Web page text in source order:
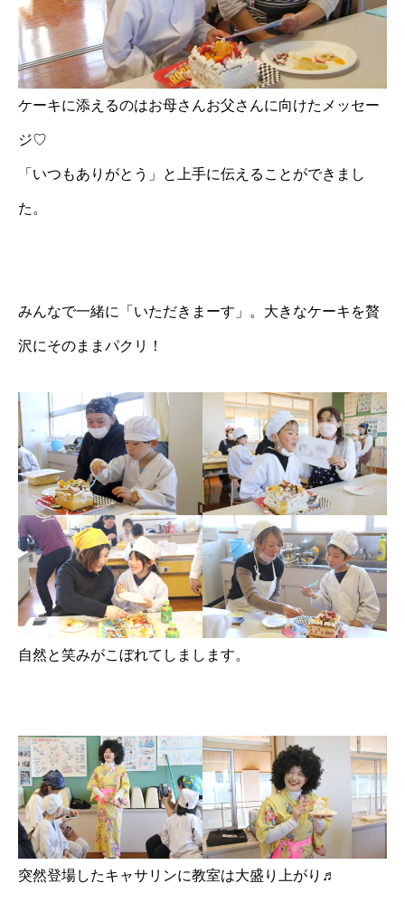
ケーキに添えるのはお母さんお父さんに向けたメッセー
ジ♡
「いつもありがとう」と上手に伝えることができまし
た。
みんなで一緒に「いただきまーす」。大きなケーキを贅
沢にそのままパクリ！
自然と笑みがこぼれてしまします。
突然登場したキャサリンに教室は大盛り上がり♬